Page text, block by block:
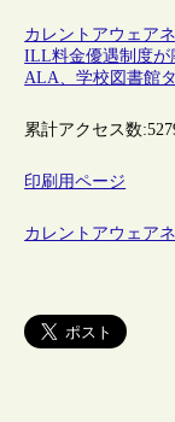
カレントアウェア
ILL料金優遇制度が
ALA、学校図書館
累計アクセス数:
印刷用ページ
カレントアウェア